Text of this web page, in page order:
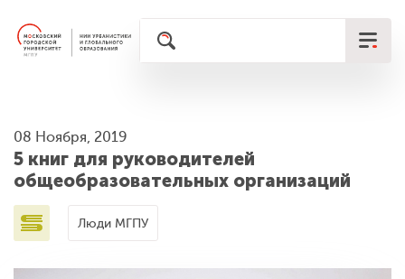
08 Ноября, 2019
5 книг для руководителей
общеобразовательных организаций
Люди МГПУ